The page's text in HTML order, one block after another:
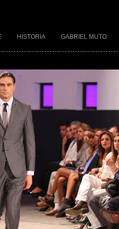
HISTORIA GABRIEL MUTO